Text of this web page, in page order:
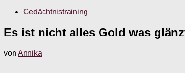
Gedächtnistraining
Es ist nicht alles Gold was
von Annika